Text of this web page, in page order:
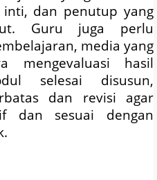
inti, dan penutup yang
Guru juga perlu
media yang
mengevaluasi hasil
selesai disusun,
dan revisi agar
dan sesuai dengan